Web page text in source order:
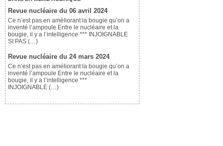
Revue nucléaire du 06 avril 2024
Ce n’est pas en améliorant la bougie qu’on a
inventé l’ampoule Entre le nucléaire et la
bougie, il y a l’intelligence *** INJOIGNABLE
SI PAS (…)
Revue nucléaire du 24 mars 2024
Ce n’est pas en améliorant la bougie qu’on a
inventé l’ampoule Entre le nucléaire et la
bougie, il y a l’intelligence ***
INJOIGNABLE (…)